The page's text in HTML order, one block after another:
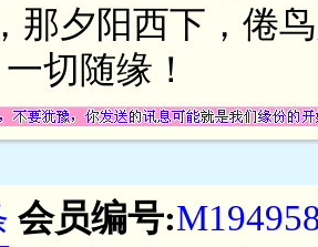
那夕阳西下，倦
切随缘！
会员编号: